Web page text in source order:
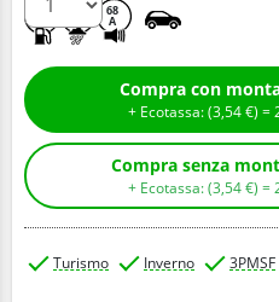
68
A
+ Ecotassa: (3,54€ ) =
+ Ecotassa: (3,54€ ) =
Turismo Inverno 3PMSF